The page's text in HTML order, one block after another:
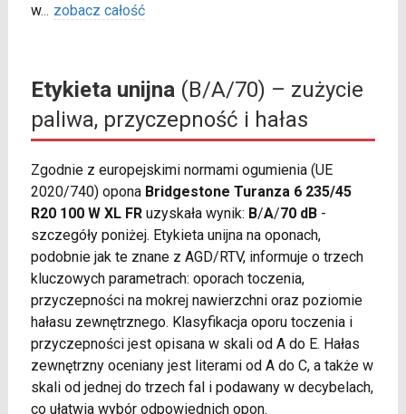
w... zobacz całość
Etykieta unijna(B/A/70) – zużycie
paliwa, przyczepność i hałas
Zgodnie z europejskimi normami ogumienia (UE
2020/740) opona Bridgestone Turanza 6 235/45
R20 100 W XL FRuzyskała wynik: B/A/70 dB-
szczegóły poniżej. Etykieta unijna na oponach,
podobnie jak te znane z AGD/RTV, informuje o trzech
kluczowych parametrach: oporach toczenia,
przyczepności na mokrej nawierzchni oraz poziomie
hałasu zewnętrznego. Klasyfikacja oporu toczenia i
przyczepności jest opisana w skali od A do E. Hałas
zewnętrzny oceniany jest literami od A do C, a także w
skali od jednej do trzech fal i podawany w decybelach,
co ułatwia wybór odpowiednich opon.